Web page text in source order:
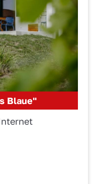
Blaue"